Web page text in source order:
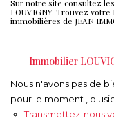
Créer une
Sur notre site consultez
LOUVIGNY. Trouvez votre
immobilières de JEAN
Immobilier
Nous n'avons pas de
pour le moment ,
Transmettez-nous